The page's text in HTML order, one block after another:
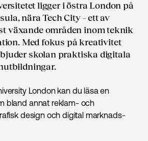
ligger i östra London på
nära Tech City – ett av
växande områden inom teknik
Med fokus på kreativitet
skolan praktiska digitala
London kan du läsa en
bland annat reklam- och
design och digital marknads­